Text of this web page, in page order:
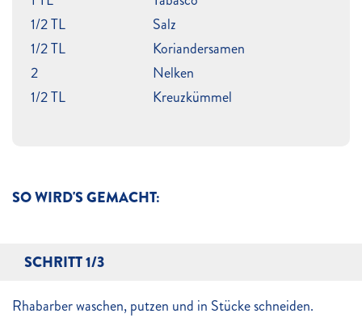
SO WIRD'S GEMACHT:
SCHRITT 1/3
Rhabarber waschen, putzen und in Stücke schneiden.
1/2 TL
Salz
1/2 TL
Koriandersamen
2
Nelken
1/2 TL
Kreuzkümmel